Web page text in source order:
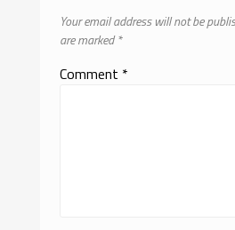
Your email address will not be
are marked*
Comment *